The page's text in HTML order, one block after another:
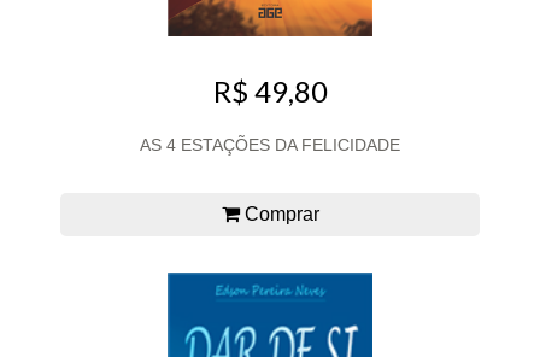
R$ 49,80
AS 4 ESTAÇÕES DA FELICIDADE
Comprar